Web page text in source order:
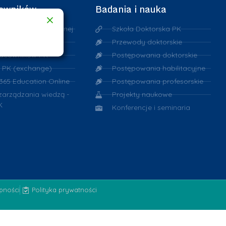
Informacji Publicznej
PK
(exchange)
Education Online
wiedzą -
Badania i nauka
Szkoła Doktorska PK
Przewody doktorskie
Postępowania doktorskie
Postępowania habilitacyjne
Postępowania profesorskie
Projekty naukowe
Konferencje i seminaria
Polityka prywatności